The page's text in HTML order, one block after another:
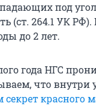
под
(ст. 264.1 УК
до 2 лет.
года НГС
что внутри
секрет красного